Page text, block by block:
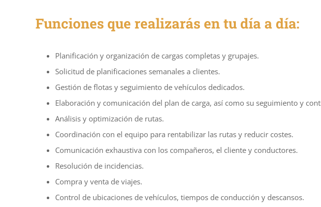
Funciones que realizarás en tu día a día:
Planificación y organización de cargas completas y grupajes.
Solicitud de planificaciones semanales a clientes.
Gestión de flotas y seguimiento de vehículos dedicados.
Elaboración y comunicación del plan de carga, así como su seguimiento y
Análisis y optimización de rutas.
Coordinación con el equipo para rentabilizar las rutas y reducir costes.
Comunicación exhaustiva con los compañeros, el cliente y conductores.
Resolución de incidencias.
Compra y venta de viajes.
Control de ubicaciones de vehículos, tiempos de conducción y descansos.